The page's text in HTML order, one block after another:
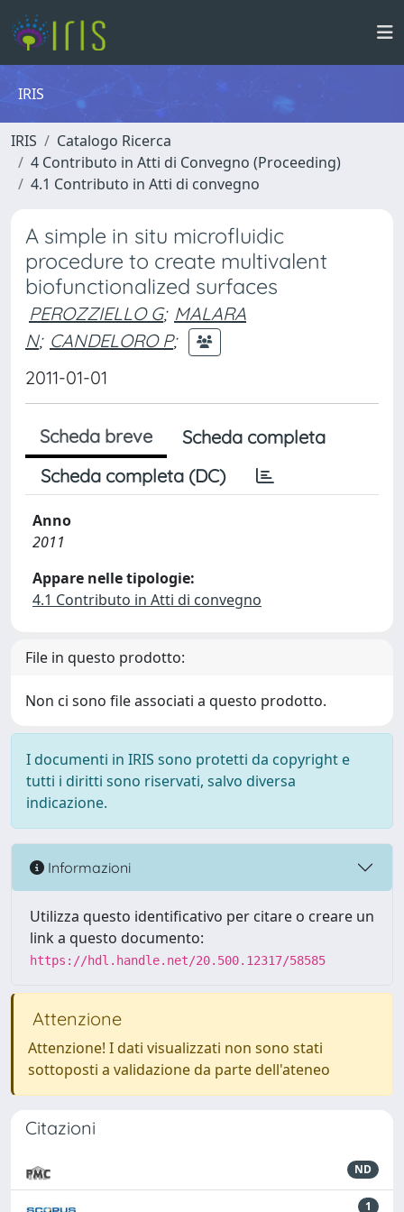
IRIS
IRIS
Catalogo Ricerca
4 Contributo in Atti di Convegno (Proceeding)
4.1 Contributo in Atti di convegno
A simple in situ microfluidic
procedure to create multivalent
biofunctionalized surfaces
PEROZZIELLO G; MALARA
N; CANDELORO P;
2011-01-01
Scheda breve
Scheda completa
Scheda completa (DC)
Anno
2011
Appare nelle tipologie:
4.1 Contributo in Atti di convegno
File in questo prodotto:
Non ci sono file associati a questo prodotto.
I documenti in IRIS sono protetti da copyright e
tutti i diritti sono riservati, salvo diversa
indicazione.
Informazioni
Utilizza questo identificativo per citare o creare un
link a questo documento:
https://hdl.handle.net/20.500.12317/58585
Attenzione
Attenzione! I dati visualizzati non sono stati
sottoposti a validazione da parte dell'ateneo
Citazioni
ND
1